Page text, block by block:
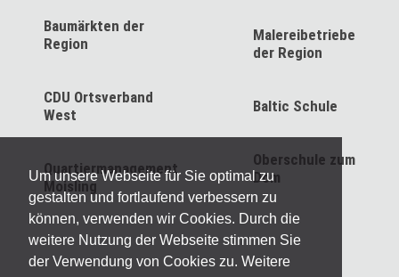
Um unsere Webseite für Sie optimal zu
gestalten und fortlaufend verbessern zu
können, verwenden wir Cookies. Durch die
weitere Nutzung der Webseite stimmen Sie
der Verwendung von Cookies zu. Weitere
Baumärkten der
Region
CDU Ortsverband
West
Quartiermanagement
Moisling
Malereibetriebe
der Region
Baltic Schule
Oberschule zum
Dom